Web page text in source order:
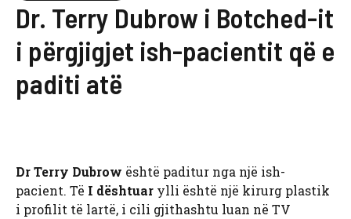
Dr. Terry Dubrow i Botched-it
i përgjigjet ish-pacientit që e
paditi atë
Dr Terry Dubrow është paditur nga një ish-
pacient. Të I dështuar ylli është një kirurg plastik
i profilit të lartë, i cili gjithashtu luan në TV